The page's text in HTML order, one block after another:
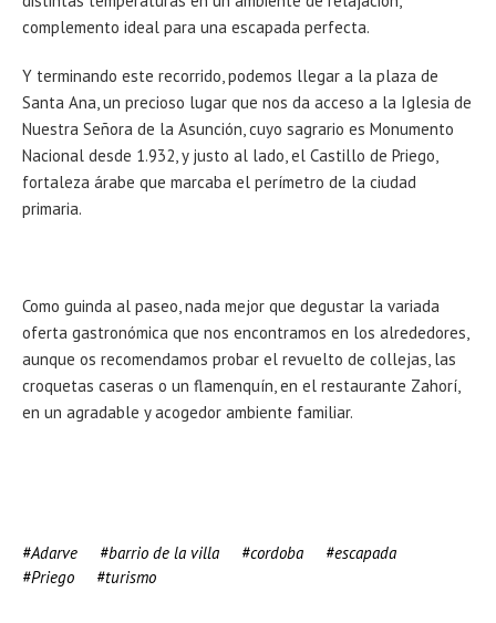
complemento ideal para una escapada perfecta.
Y terminando este recorrido, podemos llegar a la plaza de
Santa Ana, un precioso lugar que nos da acceso a la Iglesia de
Nuestra Señora de la Asunción, cuyo sagrario es Monumento
Nacional desde 1.932, y justo al lado, el Castillo de Priego,
fortaleza árabe que marcaba el perímetro de la ciudad
primaria.
Como guinda al paseo, nada mejor que degustar la variada
oferta gastronómica que nos encontramos en los alrededores,
aunque os recomendamos probar el revuelto de collejas, las
croquetas caseras o un flamenquín, en el restaurante Zahorí,
en un agradable y acogedor ambiente familiar.
Adarve barrio de la villa cordoba
escapada
Priego
turismo